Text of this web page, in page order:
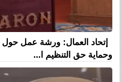
إتحاد العمال: ورشة عمل حول
وحماية حق التنظيم ا...